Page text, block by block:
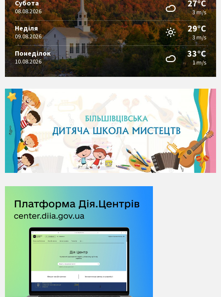
Субота
08.08.2026
27°C
3 m/s
Неділя
09.08.2026
29°C
3 m/s
Понеділок
10.08.2026
33°C
1 m/s